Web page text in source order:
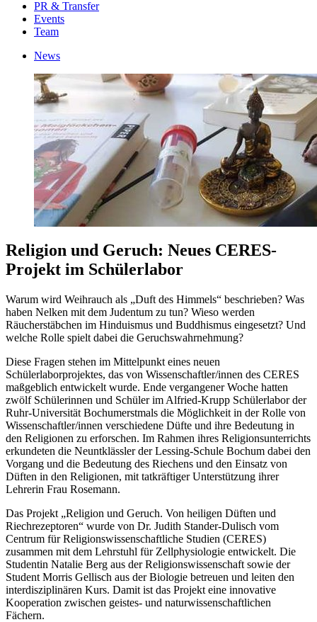
PR & Transfer
Events
Team
News
Religion und Geruch: Neues CERES-
Projekt im Schülerlabor
Warum wird Weihrauch als „Duft des Himmels“ beschrieben? Was
haben Nelken mit dem Judentum zu tun? Wieso werden
Räucherstäbchen im Hinduismus und Buddhismus eingesetzt? Und
welche Rolle spielt dabei die Geruchswahrnehmung?
Diese Fragen stehen im Mittelpunkt eines neuen
Schülerlaborprojektes, das von Wissenschaftler/innen des CERES
maßgeblich entwickelt wurde. Ende vergangener Woche hatten
zwölf Schülerinnen und Schüler im Alfried-Krupp Schülerlabor der
Ruhr-Universität Bochumerstmals die Möglichkeit in der Rolle von
Wissenschaftler/innen verschiedene Düfte und ihre Bedeutung in
den Religionen zu erforschen. Im Rahmen ihres Religionsunterrichts
erkundeten die Neuntklässler der Lessing-Schule Bochum dabei den
Vorgang und die Bedeutung des Riechens und den Einsatz von
Düften in den Religionen, mit tatkräftiger Unterstützung ihrer
Lehrerin Frau Rosemann.
Das Projekt „Religion und Geruch. Von heiligen Düften und
Riechrezeptoren“ wurde von Dr. Judith Stander-Dulisch vom
Centrum für Religionswissenschaftliche Studien (CERES)
zusammen mit dem Lehrstuhl für Zellphysiologie entwickelt. Die
Studentin Natalie Berg aus der Religionswissenschaft sowie der
Student Morris Gellisch aus der Biologie betreuen und leiten den
interdisziplinären Kurs. Damit ist das Projekt eine innovative
Kooperation zwischen geistes- und naturwissenschaftlichen
Fächern.